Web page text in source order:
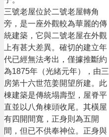
三號老屋位於二號老屋轉角
旁，是一座外觀較為華麗的傳
統建築，它與二號老屋在外觀
上有甚大差異。確切的建立年
代已經無法考出，僅據推斷約
為1875年（光緒元年），由三
房第十六世范姜開望所建。此
棟建築是傳統塌壽型，屋脊平
直並以八角棟頭收尾。其橫屋
有四開間寬，正身則為五開
間，但已不供奉神位。正身與